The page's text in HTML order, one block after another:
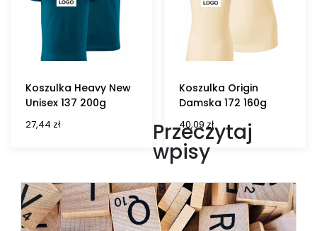
Koszulka Heavy New
Unisex 137 200g
27,44 zł
Koszulka Origin
Damska 172 160g
40,09zł
Przeczytaj
wpisy